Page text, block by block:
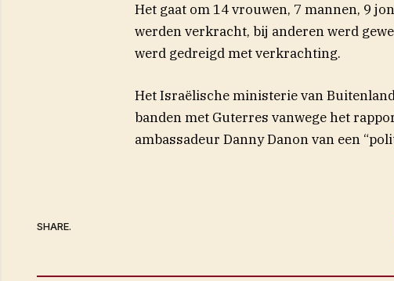
Het gaat om 14 vrouwen, 7 mannen, 9
werden verkracht, bij anderen werd
werd gedreigd met verkrachting.
Het Israëlische ministerie van
banden met Guterres vanwege het
ambassadeur Danny Danon van een
SHARE.